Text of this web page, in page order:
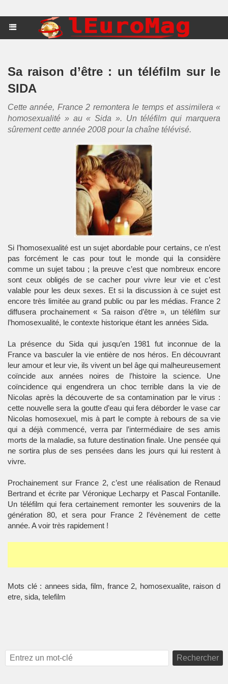
Sa raison d’être : un téléfilm sur le
SIDA
Cette année, France 2 remontera le temps et assimilera «
homosexualité » au « Sida ». Un téléfilm qui marquera
sûrement cette année 2008 pour la chaîne télévisé.
Si l’homosexualité est un sujet abordable pour certains, ce n’est
pas forcément le cas pour tout le monde qui la considère
comme un sujet tabou ; la preuve c’est que nombreux encore
sont ceux obligés de se cacher pour vivre leur vie et c’est
valable pour les deux sexes. Et si la discussion à ce sujet est
encore très limitée au grand public ou par les médias. France 2
diffusera prochainement « Sa raison d’être », un téléfilm sur
l’homosexualité, le contexte historique étant les années Sida.
La présence du Sida qui jusqu’en 1981 fut inconnue de la
France va basculer la vie entière de nos héros. En découvrant
leur amour et leur vie, ils vivent un bel âge qui malheureusement
coïncide aux années noires de l’histoire la science. Une
coïncidence qui engendrera un choc terrible dans la vie de
Nicolas après la découverte de sa contamination par le virus :
cette nouvelle sera la goutte d’eau qui fera déborder le vase car
Nicolas homosexuel, mis à part le compte à rebours de sa vie
qui a déjà commencé, verra par l’intermédiaire de ses amis
morts de la maladie, sa future destination finale. Une pensée qui
ne sortira plus de ses pensées dans les jours qui lui restent à
vivre.
Prochainement sur France 2, c’est une réalisation de Renaud
Bertrand et écrite par Véronique Lecharpy et Pascal Fontanille.
Un téléfilm qui fera certainement remonter les souvenirs de la
génération 80, et sera pour France 2 l’évènement de cette
année. A voir très rapidement !
Mots clé : annees sida, film, france 2, homosexualite, raison d
etre, sida, telefilm
Rechercher